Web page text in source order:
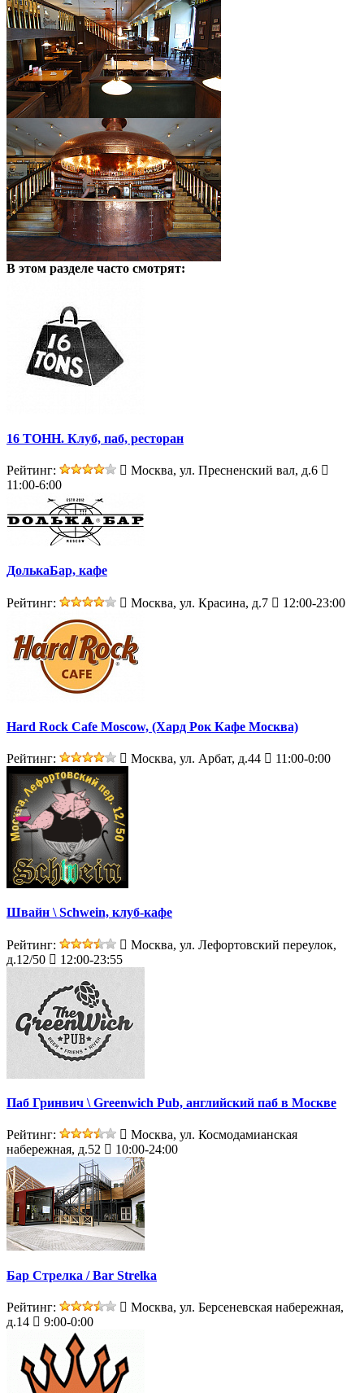
В этом разделе часто смотрят:
16 ТОНН. Клуб, паб, ресторан
Рейтинг:
Москва, ул. Пресненский вал, д.6
11:00-6:00
ДолькаБар, кафе
Рейтинг: Москва, ул. Красина, д.7 12:00-23:00
Hard Rock Cafe Moscow, (Хард Рок Кафе Москва)
Рейтинг: Москва, ул. Арбат, д.44 11:00-0:00
Швайн \ Schwein, клуб-кафе
Рейтинг:
Москва, ул. Лефортовский переулок,
д.12/50
12:00-23:55
Паб Гринвич \ Greenwich Pub, английский паб в Москве
Рейтинг:
Москва, ул. Космодамианская
набережная, д.52
10:00-24:00
Бар Стрелка / Bar Strelka
Рейтинг:
Москва, ул. Берсеневская набережная,
д.14
9:00-0:00